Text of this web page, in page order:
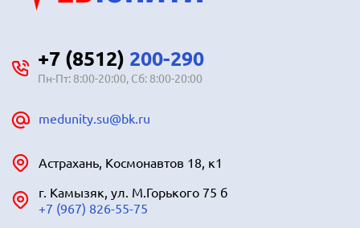
+7 (8512) 200-290
Пн-Пт: 8:00-20:00, Сб: 8:00-20:00
medunity.su@bk.ru
Астрахань, Космонавтов 18, к1
г. Камызяк, ул. М.Горького 75 б
+7 (967) 826-55-75